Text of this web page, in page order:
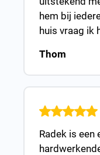
hem bij
huis vraag ik
Thom
Radek is een